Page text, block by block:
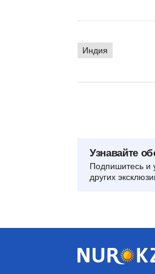
Индия
Узнавайте
Подпишитесь и
других